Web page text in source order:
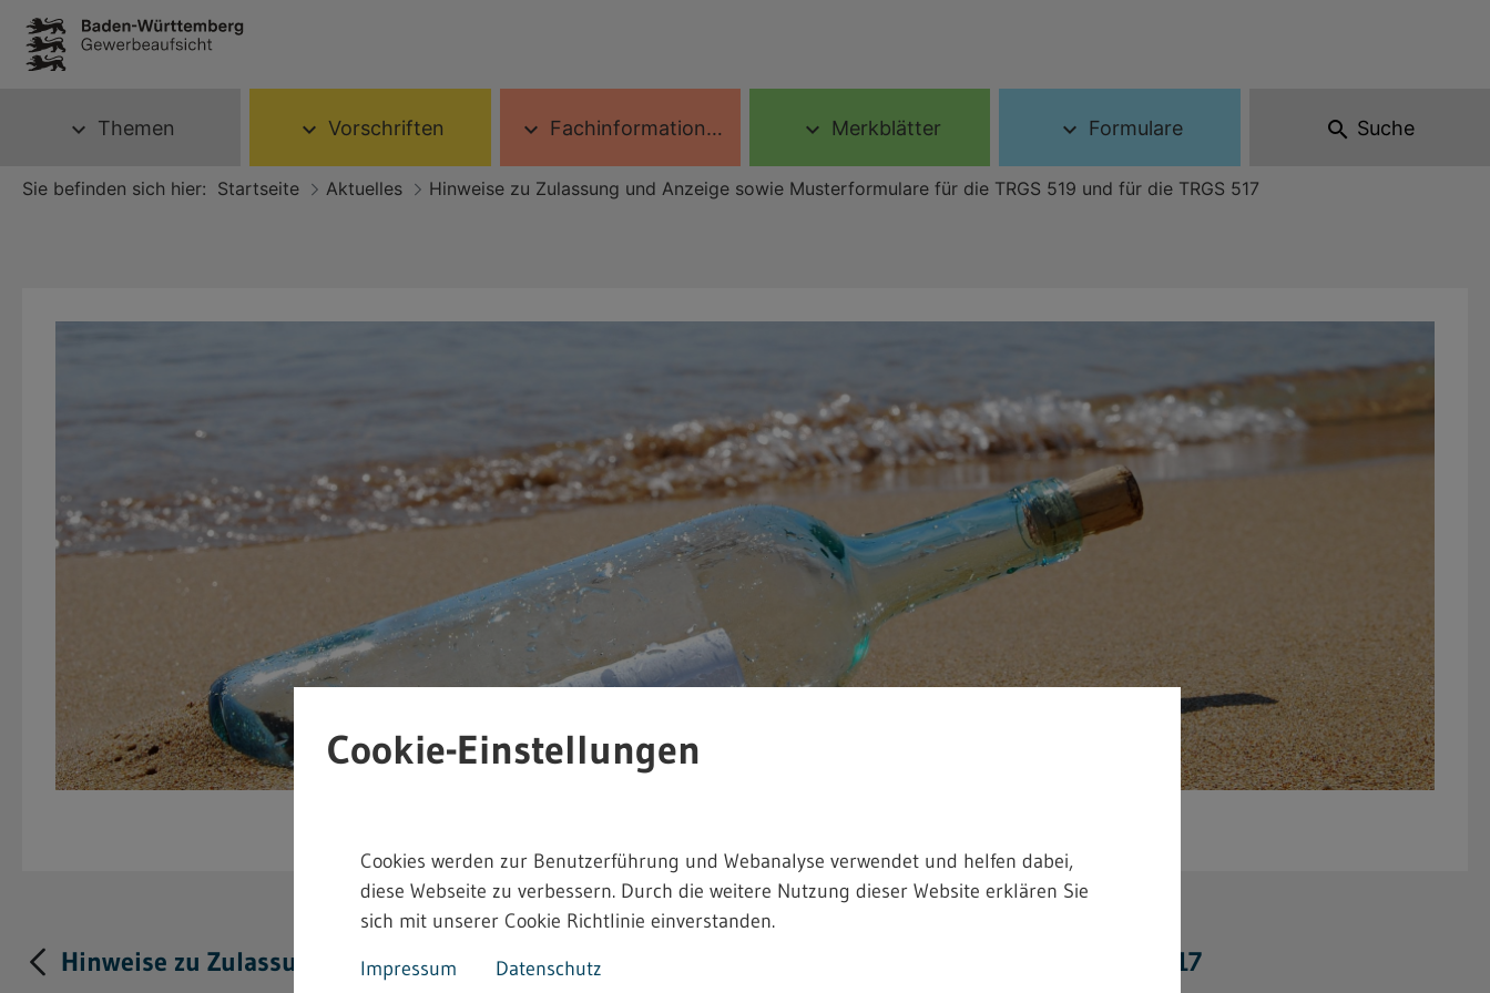
expand_more Themen expand_more Vorschriften expand_more Fachinformationen expand_more Merkblätter expand_more Formulare search Suche
Sie befinden sich hier: Startseite Aktuelles Hinweise zu Zulassung und Anzeige sowie Musterformulare für die TRGS 519 und für die TRGS 517
Hinweise zu Zulassung und Anzeige sowie Musterformulare für die TRGS 519 und für die TRGS 517
Cookie-Einstellungen
Cookies werden zur Benutzerführung und Webanalyse verwendet und helfen dabei,
diese Webseite zu verbessern. Durch die weitere Nutzung dieser Website erklären Sie
sich mit unserer Cookie Richtlinie einverstanden.
Impressum
Datenschutz